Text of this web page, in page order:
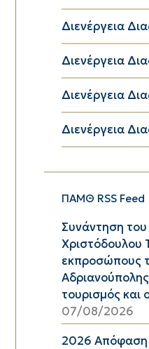
Διενέργεια
Διενέργεια
Διενέργεια
Διενέργεια
ΠΑΜΘ RSS Feed
Συνάντηση
Χριστόδουλου
εκπροσώπους
τουρισμός και
07/08/2026
2026 Απόφαση